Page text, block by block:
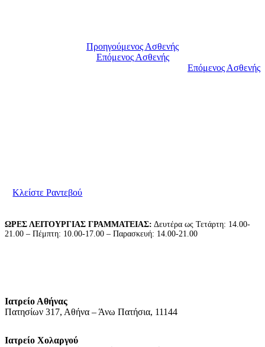
Προηγούμενος Ασθενής
Επόμενος Ασθενής
Επόμενος Ασθενής
Κλείστε Ραντεβού
ΩΡΕΣ ΛΕΙΤΟΥΡΓΙΑΣ ΓΡΑΜΜΑΤΕΙΑΣ: Δευτέρα ως Τετάρτη: 14.00-
21.00 – Πέμπτη: 10.00-17.00 – Παρασκευή: 14.00-21.00
Ιατρείο Αθήνας
Πατησίων 317, Αθήνα – Άνω Πατήσια, 11144
Ιατρείο Χολαργού